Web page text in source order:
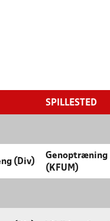
SPILLESTED
(Div)
Genoptræning
(KFUM)